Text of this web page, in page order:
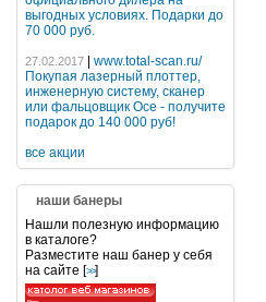
выгодных условиях. Подарки до
70 000 руб.
27.02.2017
www.total-scan.ru/
Покупая лазерный плоттер,
инженерную систему, сканер
или фальцовщик Oce - получите
подарок до 140 000 руб!
все акции
наши банеры
Нашли полезную информацию
в каталоге?
Разместите наш банер у себя
на сайте [>>]